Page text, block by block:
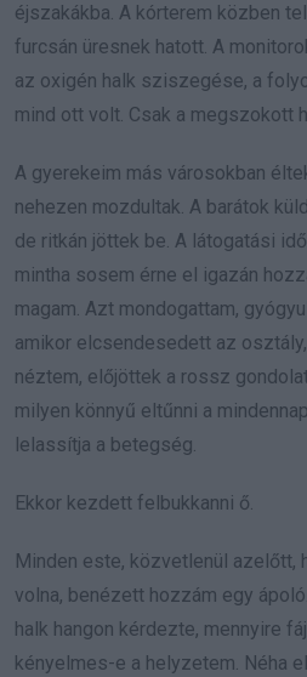
éjszakákba. A kórterem közben
furcsán üresnek hatott. A
az oxigén halk sziszegése, a
mind ott volt. Csak a megszokott
A gyerekeim más városokban
nehezen mozdultak. A barátok
de ritkán jöttek be. A látogatási
mintha sosem érne el igazán
magam. Azt mondogattam,
amikor elcsendesedett az
néztem, előjöttek a rossz
milyen könnyű eltűnni a
lelassítja a betegség.
Ekkor kezdett felbukkanni ő.
Minden este, közvetlenül azelőtt,
volna, benézett hozzám egy
halk hangon kérdezte, mennyire
kényelmes-e a helyzetem. Néha